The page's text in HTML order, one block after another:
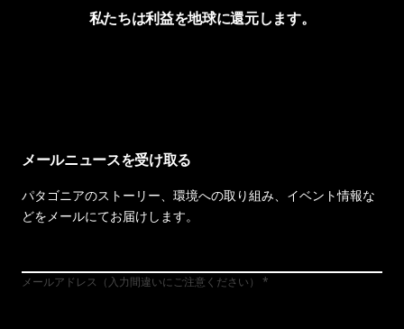
私たちは利益を地球に還元します。
メールニュースを受け取る
パタゴニアのストーリー、環境への取り組み、イベント情報な
どをメールにてお届けします。
メールアドレス（入力間違いにご注意ください）